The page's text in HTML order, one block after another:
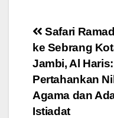
Navigasi
pos
Safari
ke Sebrang
Jambi, Al Haris:
Pertahankan
Agama dan
Istiadat